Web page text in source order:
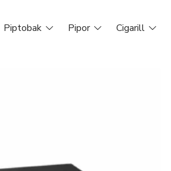
Piptobak Pipor Cigarill